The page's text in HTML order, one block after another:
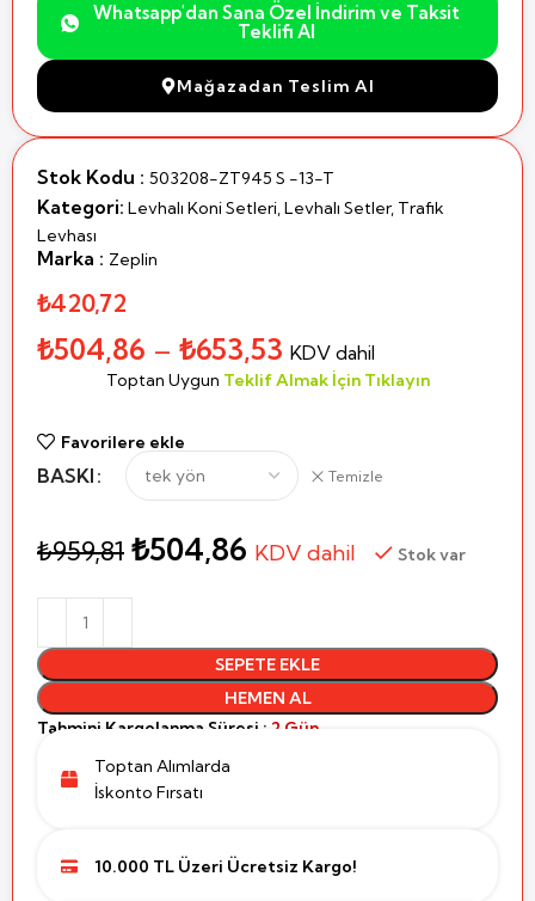
Whatsapp'dan Sana Özel İndirim ve Taksit
Teklifi Al
Mağazadan Teslim Al
Stok Kodu : 503208-ZT945 S -13-T
Kategori: Levhalı Koni Setleri,Levhalı Setler, Trafik
Levhası
Marka : Zeplin
₺420,72
₺504,86 – ₺653,53 KDV dahil
Toptan Uygun Teklif Almak İçin Tıklayın
Favorilere ekle
BASKI Temizle
₺959,81 ₺504,86 KDV dahil Stok var
SEPETE EKLE
HEMEN AL
Tahmini Kargolanma Süresi : 2 Gün
Toptan Alımlarda
İskonto Fırsatı
10.000 TL Üzeri Ücretsiz Kargo!